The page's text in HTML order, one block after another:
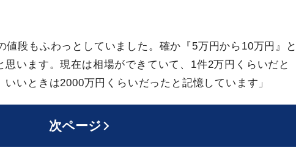
値段もふわっとしていました。確か『5万円から10万円』と
思います。現在は相場ができていて、1件2万円くらいだと
いときは2000万円くらいだったと記憶しています」
次ページ